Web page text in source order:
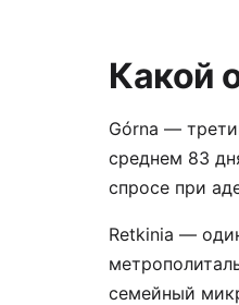
Какой
Górna —
среднем 83
спросе при
Retkinia —
семейный